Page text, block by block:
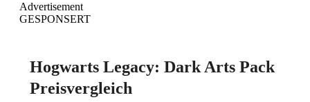
Advertisement
GESPONSERT
Hogwarts Legacy: Dark Arts Pack
Preisvergleich